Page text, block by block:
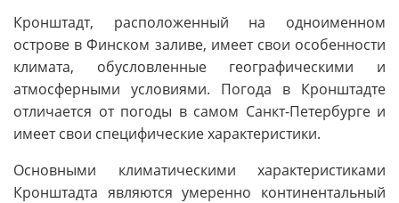
Кронштадт, расположенный на одноименном
острове в Финском заливе, имеет свои особенности
климата, обусловленные географическими и
атмосферными условиями. Погода в Кронштадте
отличается от погоды в самом Санкт-Петербурге и
имеет свои специфические характеристики.
Основными климатическими характеристиками
Кронштадта являются умеренно континентальный